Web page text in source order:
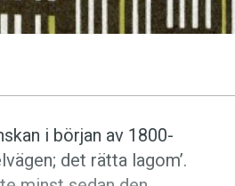
i början av 1800-
det rätta lagom’.